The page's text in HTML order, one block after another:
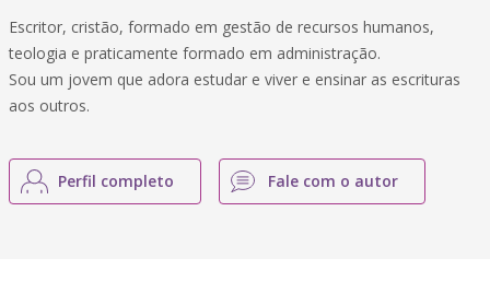
Escritor, cristão, formado em gestão de recursos humanos,
teologia e praticamente formado em administração.
Sou um jovem que adora estudar e viver e ensinar as escrituras
aos outros.
Perfil completo Fale com o autor